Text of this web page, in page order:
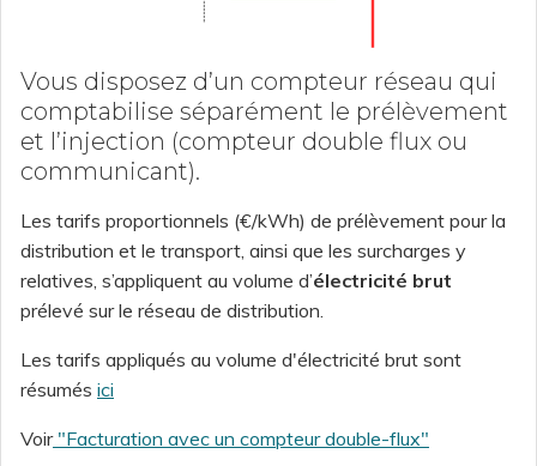
Vous disposez d’un compteur réseau qui
comptabilise séparément le prélèvement
et l’injection (compteur double flux ou
communicant).
Les tarifs proportionnels (€/kWh) de prélèvement pour la
distribution et le transport, ainsi que les surcharges y
relatives, s’appliquent au volume d’électricité brut
prélevé sur le réseau de distribution.
Les tarifs appliqués au volume d'électricité brut sont
résumés ici
Voir "Facturation avec un compteur double-flux"